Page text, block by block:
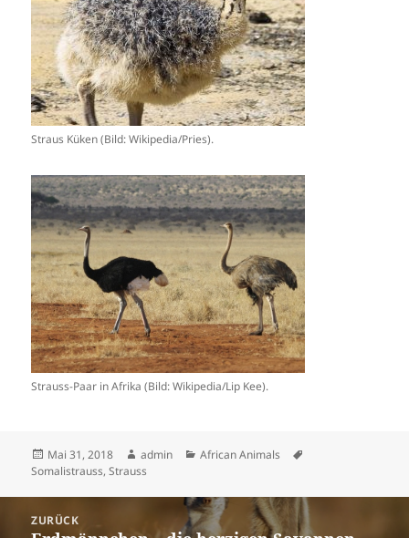
Straus Küken (Bild: Wikipedia/Pries).
Strauss-Paar in Afrika (Bild: Wikipedia/Lip Kee).
Veröffentlicht
am
Mai 31, 2018 Autor
admin Kategorien
African Animals
Somalistrauss,Strauss
Navigation
ZURÜCK